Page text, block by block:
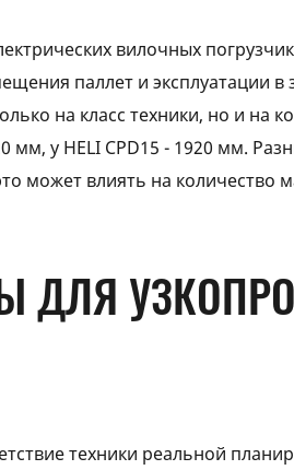
вилочных
паллет и эксплуатации
на класс техники, но и на
мм, у HELI CPD15 - 1920 мм.
может влиять на количество
ДЛЯ
техники реальной